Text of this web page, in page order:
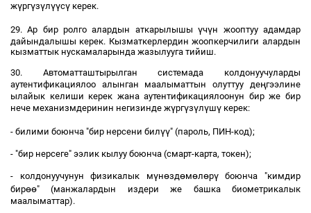
жүргүзүлүүсү керек.
29. Ар бир ролго алардын аткарылышыүчүн жооптуу адамдар
дайындалышы керек. Кызматкерлердин жоопкерчилиги алардын
кызматтык нускамаларында жазылууга тийиш.
30. Автоматташтырылган системада колдонуучуларды
аутентификациялоо алынган маалыматтын олуттуу деңгээлине
ылайык келиши керек жана аутентификациялоонун бир же бир
нече механизмдеринин негизинде жүргүзүлүшү керек:
- билими боюнча "бир нерсени билүү" (пароль, ПИН-код);
- "бир нерсеге" ээлик кылуу боюнча (смарт-карта, токен);
- колдонуучунун физикалык мүнөздөмөлөрүбоюнча "кимдир
бирөө" (манжалардын издери же башка биометрикалык
маалыматтар).